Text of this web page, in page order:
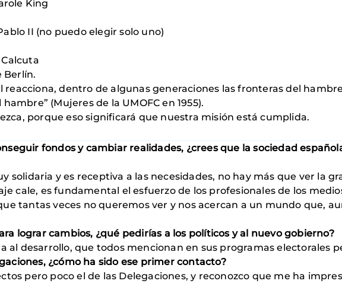
King
II (no puedo elegir solo uno)
Berlín.
reacciona, dentro de algunas generaciones las fronteras del
(Mujeres de la UMOFC en 1955).
porque eso significará que nuestra misión está cumplida.
fondos y cambiar realidades, ¿crees que la sociedad
solidaria y es receptiva a las necesidades, no hay más que ver la
cale, es fundamental el esfuerzo de los profesionales de los
tantas veces no queremos ver y nos acercan a un mundo que,
lograr cambios, ¿qué pedirías a los políticos y al nuevo gobierno?
al desarrollo, que todos mencionan en sus programas electorales
¿cómo ha sido ese primer contacto?
pero poco el de las Delegaciones, y reconozco que me ha